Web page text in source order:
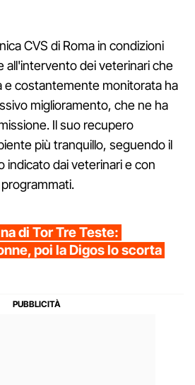
CVS di Roma in condizioni
all'intervento dei veterinari che
e costantemente monitorata ha
miglioramento, che ne ha
Il suo recupero
più tranquillo, seguendo il
indicato dai veterinari e con
di Tor Tre Teste:
poi la Digos lo scorta